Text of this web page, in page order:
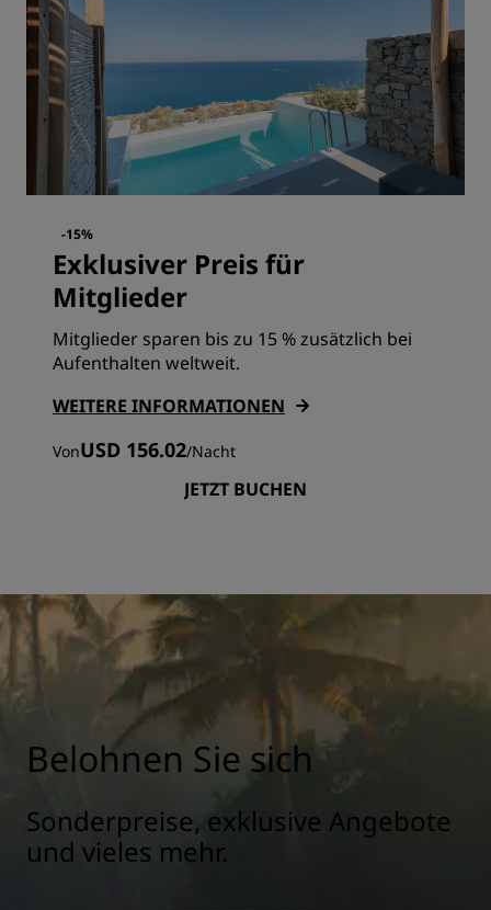
-15%
Exklusiver Preis für
Mitglieder
Mitglieder sparen bis zu 15 % zusätzlich bei
Aufenthalten weltweit.
WEITERE INFORMATIONEN
VonUSD 156.02/Nacht
JETZT BUCHEN
Belohnen Sie sich
Sonderpreise, exklusive Angebote
und vieles mehr.